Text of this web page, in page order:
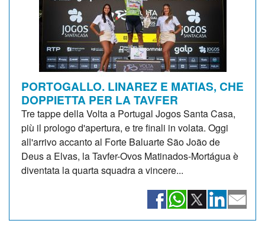
PORTOGALLO. LINAREZ E MATIAS, CHE
DOPPIETTA PER LA TAVFER
Tre tappe della Volta a Portugal Jogos Santa Casa,
più il prologo d'apertura, e tre finali in volata. Oggi
all'arrivo accanto al Forte Baluarte São João de
Deus a Elvas, la Tavfer-Ovos Matinados-Mortágua è
diventata la quarta squadra a vincere...